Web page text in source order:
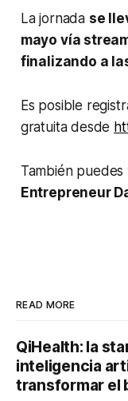
La jornada se
mayo vía
finalizando a
Es posible
gratuita desde
También puedes
Entrepreneur
READ MORE
QiHealth: la
inteligencia
transformar el